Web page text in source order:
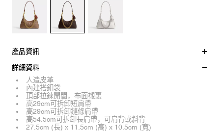
產品資訊
詳細資料
人造皮革
內建搭釦袋
頂部拉鍊開闔，布面襯裏
高29cm可拆卸短肩帶
高29cm可拆卸鏈條肩帶
高54.5cm可拆卸長肩帶，可肩背或斜背
27.5cm (長) x 11.5cm (高) x 10.5cm (寬)